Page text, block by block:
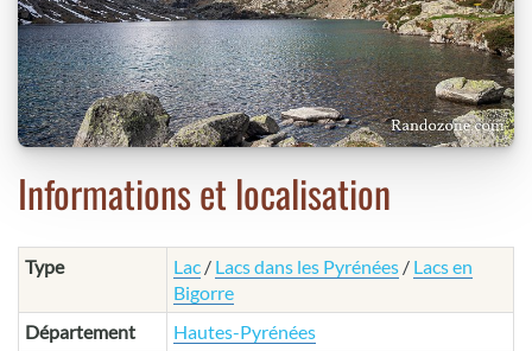
Informations et localisation
Type Lac / Lacs dans les Pyrénées / Lacs en
Bigorre
Département
Hautes-Pyrénées